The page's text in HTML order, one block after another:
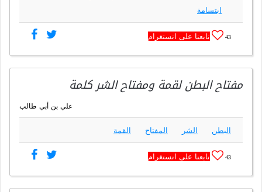
ابتسامة
43 تابعنا على انستغرام
مفتاح البطن لقمة ومفتاح الشر كلمة
علي بن أبي طالب
البطن الشر المفتاح القمة
43 تابعنا على انستغرام